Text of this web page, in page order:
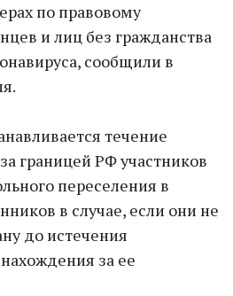
по правовому
и лиц без гражданства
сообщили в
течение
границей РФ участников
переселения в
в случае, если они не
до истечения
за ее